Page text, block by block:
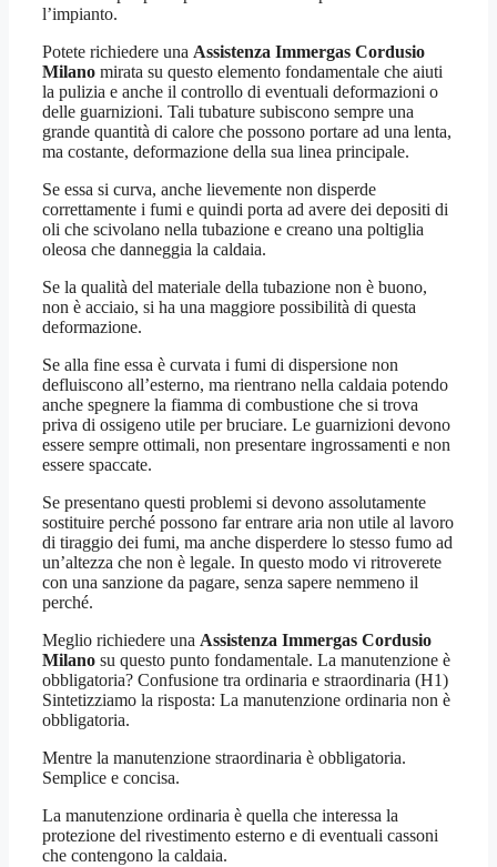
l’impianto.
Potete richiedere una Assistenza Immergas Cordusio
Milano mirata su questo elemento fondamentale che aiuti
la pulizia e anche il controllo di eventuali deformazioni o
delle guarnizioni. Tali tubature subiscono sempre una
grande quantità di calore che possono portare ad una lenta,
ma costante, deformazione della sua linea principale.
Se essa si curva, anche lievemente non disperde
correttamente i fumi e quindi porta ad avere dei depositi di
oli che scivolano nella tubazione e creano una poltiglia
oleosa che danneggia la caldaia.
Se la qualità del materiale della tubazione non è buono,
non è acciaio, si ha una maggiore possibilità di questa
deformazione.
Se alla fine essa è curvata i fumi di dispersione non
defluiscono all’esterno, ma rientrano nella caldaia potendo
anche spegnere la fiamma di combustione che si trova
priva di ossigeno utile per bruciare. Le guarnizioni devono
essere sempre ottimali, non presentare ingrossamenti e non
essere spaccate.
Se presentano questi problemi si devono assolutamente
sostituire perché possono far entrare aria non utile al lavoro
di tiraggio dei fumi, ma anche disperdere lo stesso fumo ad
un’altezza che non è legale. In questo modo vi ritroverete
con una sanzione da pagare, senza sapere nemmeno il
perché.
Meglio richiedere una Assistenza Immergas Cordusio
Milano su questo punto fondamentale. La manutenzione è
obbligatoria? Confusione tra ordinaria e straordinaria (H1)
Sintetizziamo la risposta: La manutenzione ordinaria non è
obbligatoria.
Mentre la manutenzione straordinaria è obbligatoria.
Semplice e concisa.
La manutenzione ordinaria è quella che interessa la
protezione del rivestimento esterno e di eventuali cassoni
che contengono la caldaia.